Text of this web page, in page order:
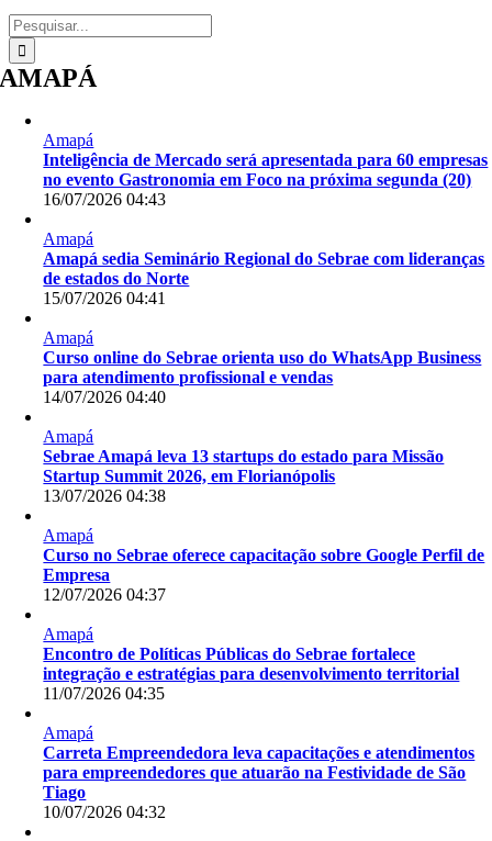
Buscar
resultados
para:
AMAPÁ
Amapá
Inteligência de Mercado será apresentada para 60 empresas
no evento Gastronomia em Foco na próxima segunda (20)
16/07/2026 04:43
Amapá
Amapá sedia Seminário Regional do Sebrae com lideranças
de estados do Norte
15/07/2026 04:41
Amapá
Curso online do Sebrae orienta uso do WhatsApp Business
para atendimento profissional e vendas
14/07/2026 04:40
Amapá
Sebrae Amapá leva 13 startups do estado para Missão
Startup Summit 2026, em Florianópolis
13/07/2026 04:38
Amapá
Curso no Sebrae oferece capacitação sobre Google Perfil de
Empresa
12/07/2026 04:37
Amapá
Encontro de Políticas Públicas do Sebrae fortalece
integração e estratégias para desenvolvimento territorial
11/07/2026 04:35
Amapá
Carreta Empreendedora leva capacitações e atendimentos
para empreendedores que atuarão na Festividade de São
Tiago
10/07/2026 04:32